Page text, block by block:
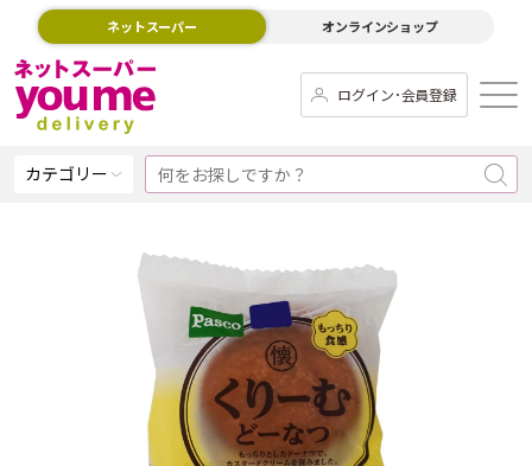
ネットスーパー オンラインショップ
ログイン･会員登録
カテゴリー